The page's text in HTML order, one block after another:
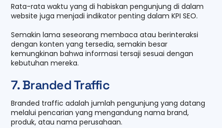
Rata-rata waktu yang di habiskan pengunjung di dalam
website juga menjadi indikator penting dalam KPI SEO.
Semakin lama seseorang membaca atau berinteraksi
dengan konten yang tersedia, semakin besar
kemungkinan bahwa informasi tersaji sesuai dengan
kebutuhan mereka.
7. Branded Traffic
Branded traffic adalah jumlah pengunjung yang datang
melalui pencarian yang mengandung nama brand,
produk, atau nama perusahaan.